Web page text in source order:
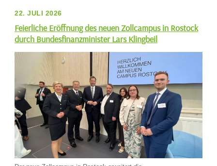
22. JULI 2026
Feierliche Eröffnung des neuen Zollcampus in Rostock
durch Bundesfinanzminister Lars Klingbeil